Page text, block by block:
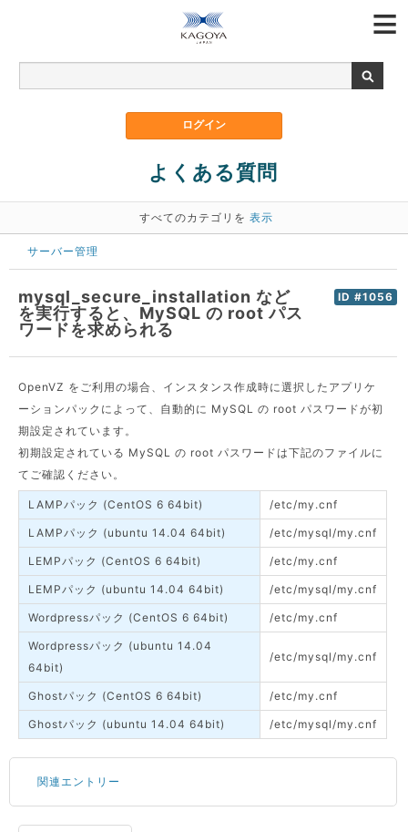
よくある質問
すべてのカテゴリを 表示
サーバー管理
ID #1056
mysql_secure_installation など
を実行すると、MySQL の root パス
ワードを求められる
OpenVZ をご利用の場合、インスタンス作成時に選択したアプリケ
ーションパックによって、自動的に MySQL の root パスワードが初
期設定されています。
初期設定されている MySQL の root パスワードは下記のファイルに
てご確認ください。
LAMPパック (CentOS 6 64bit) /etc/my.cnf
LAMPパック (ubuntu 14.04 64bit) /etc/mysql/my.cnf
LEMPパック (CentOS 6 64bit) /etc/my.cnf
LEMPパック (ubuntu 14.04 64bit) /etc/mysql/my.cnf
Wordpressパック (CentOS 6 64bit) /etc/my.cnf
Wordpressパック (ubuntu 14.04
64bit)
/etc/mysql/my.cnf
Ghostパック (CentOS 6 64bit) /etc/my.cnf
Ghostパック (ubuntu 14.04 64bit) /etc/mysql/my.cnf
関連エントリー